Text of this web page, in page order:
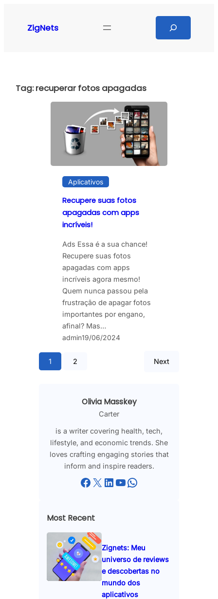
ZigNets
Tag:recuperar fotos apagadas
Aplicativos
Recupere suas fotos
apagadas com apps
incríveis!
Ads Essa é a sua chance!
Recupere suas fotos
apagadas com apps
incríveis agora mesmo!
Quem nunca passou pela
frustração de apagar fotos
importantes por engano,
afinal? Mas…
admin19/06/2024
1 2 Next
Olivia Masskey
Carter
is a writer covering health, tech,
lifestyle, and economic trends. She
loves crafting engaging stories that
inform and inspire readers.
Facebook X LinkedIn YouTube WhatsApp
Most Recent
Zignets: Meu
universo de reviews
e descobertas no
mundo dos
aplicativos